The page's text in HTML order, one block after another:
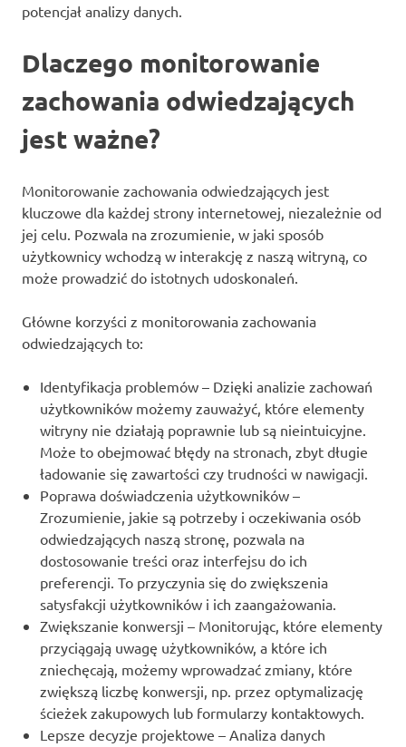
potencjał analizy danych.
Dlaczego monitorowanie
zachowania odwiedzających
jest ważne?
Monitorowanie zachowania odwiedzających jest
kluczowe dla każdej strony internetowej, niezależnie od
jej celu. Pozwala na zrozumienie, w jaki sposób
użytkownicy wchodzą w interakcję z naszą witryną, co
może prowadzić do istotnych udoskonaleń.
Główne korzyści z monitorowania zachowania
odwiedzających to:
Identyfikacja problemów – Dzięki analizie zachowań
użytkowników możemy zauważyć, które elementy
witryny nie działają poprawnie lub są nieintuicyjne.
Może to obejmować błędy na stronach, zbyt długie
ładowanie się zawartości czy trudności w nawigacji.
Poprawa doświadczenia użytkowników –
Zrozumienie, jakie są potrzeby i oczekiwania osób
odwiedzających naszą stronę, pozwala na
dostosowanie treści oraz interfejsu do ich
preferencji. To przyczynia się do zwiększenia
satysfakcji użytkowników i ich zaangażowania.
Zwiększanie konwersji – Monitorując, które elementy
przyciągają uwagę użytkowników, a które ich
zniechęcają, możemy wprowadzać zmiany, które
zwiększą liczbę konwersji, np. przez optymalizację
ścieżek zakupowych lub formularzy kontaktowych.
Lepsze decyzje projektowe – Analiza danych